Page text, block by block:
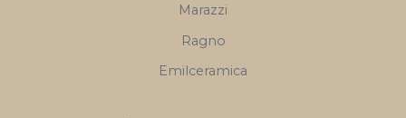
Marazzi
Ragno
Emilceramica